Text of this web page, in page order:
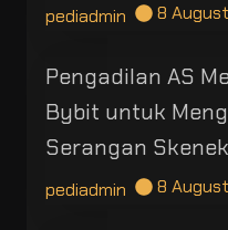
pediadmin 8
Pengadilan AS
Bybit untuk
Serangan
pediadmin 8